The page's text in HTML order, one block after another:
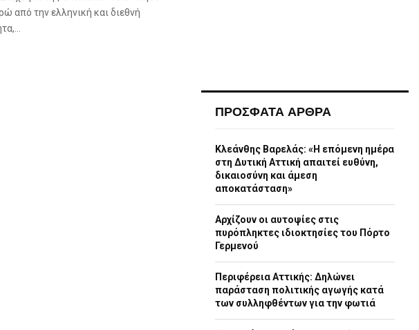
από την ελληνική και διεθνή
ΠΡΟΣΦΑΤΑ ΑΡΘΡΑ
Κλεάνθης Βαρελάς: «Η επόμενη ημέρα
στη Δυτική Αττική απαιτεί ευθύνη,
δικαιοσύνη και άμεση
αποκατάσταση»
Αρχίζουν οι αυτοψίες στις
πυρόπληκτες ιδιοκτησίες του Πόρτο
Γερμενού
Περιφέρεια Αττικής: Δηλώνει
παράσταση πολιτικής αγωγής κατά
των συλληφθέντων για την φωτιά